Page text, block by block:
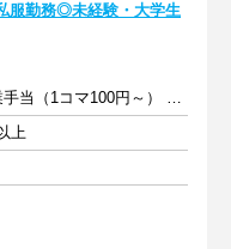
服勤務◎未経験・大学生
時給1200円～ ＋授業手当（1コマ100円～） ＋交通費支給
上